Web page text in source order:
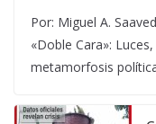
Por: Miguel A.
«Doble Cara»:
metamorfosis